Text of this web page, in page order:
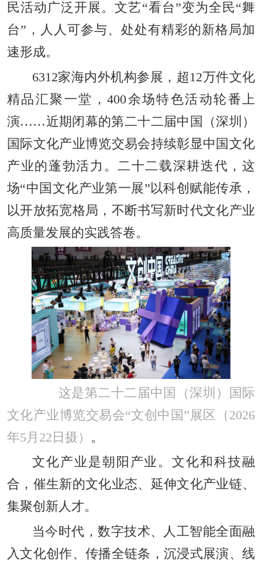
民活动广泛开展。文艺“看台”变为全民“舞
台”，人人可参与、处处有精彩的新格局加
速形成。
6312家海内外机构参展，超12万件文化
精品汇聚一堂，400余场特色活动轮番上
演……近期闭幕的第二十二届中国（深圳）
国际文化产业博览交易会持续彰显中国文化
产业的蓬勃活力。二十二载深耕迭代，这
场“中国文化产业第一展”以科创赋能传承，
以开放拓宽格局，不断书写新时代文化产业
高质量发展的实践答卷。
这是第二十二届中国（深圳）国际
文化产业博览交易会“文创中国”展区（2026
年5月22日摄） 。
文化产业是朝阳产业。文化和科技融
合，催生新的文化业态、延伸文化产业链、
集聚创新人才。
当今时代，数字技术、人工智能全面融
入文化创作、传播全链条，沉浸式展演、线